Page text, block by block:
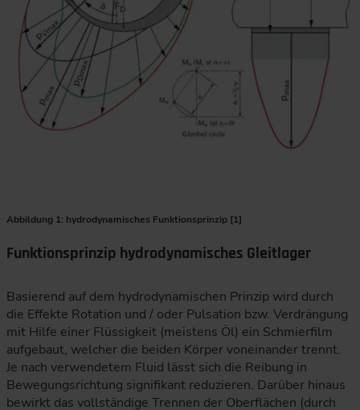
Abbildung 1: hydrodynamisches Funktionsprinzip [1]
Funktionsprinzip hydrodynamisches Gleitlager
Basierend auf dem hydrodynamischen Prinzip wird durch
die Effekte Rotation und / oder Pulsation bzw. Verdrängung
mit Hilfe einer Flüssigkeit (meistens Öl) ein Schmierfilm
aufgebaut, welcher die beiden Körper voneinander trennt.
Je nach verwendetem Fluid lässt sich die Reibung in
Bewegungsrichtung signifikant reduzieren. Darüber hinaus
bewirkt das vollständige Trennen der Oberflächen (durch